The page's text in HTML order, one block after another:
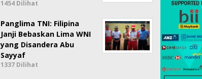
1454 Dilihat
Panglima TNI: Filipina
Janji Bebaskan Lima WNI
yang Disandera Abu
Sayyaf
1337 Dilihat